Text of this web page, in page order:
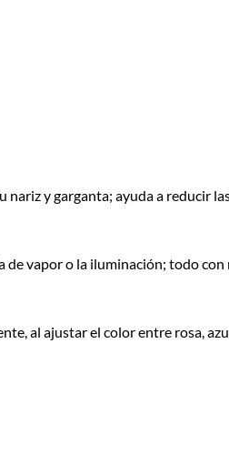
y garganta; ayuda a reducir
vapor o la iluminación; todo con
al ajustar el color entre rosa,